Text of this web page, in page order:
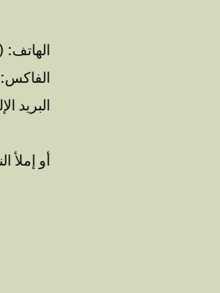
الهاتف: (773) 349-
الفاكس: (312)
البريد
أو إملأ